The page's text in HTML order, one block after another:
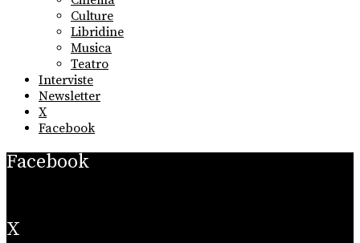
Culture
Libridine
Musica
Teatro
Interviste
Newsletter
X
Facebook
Facebook
X